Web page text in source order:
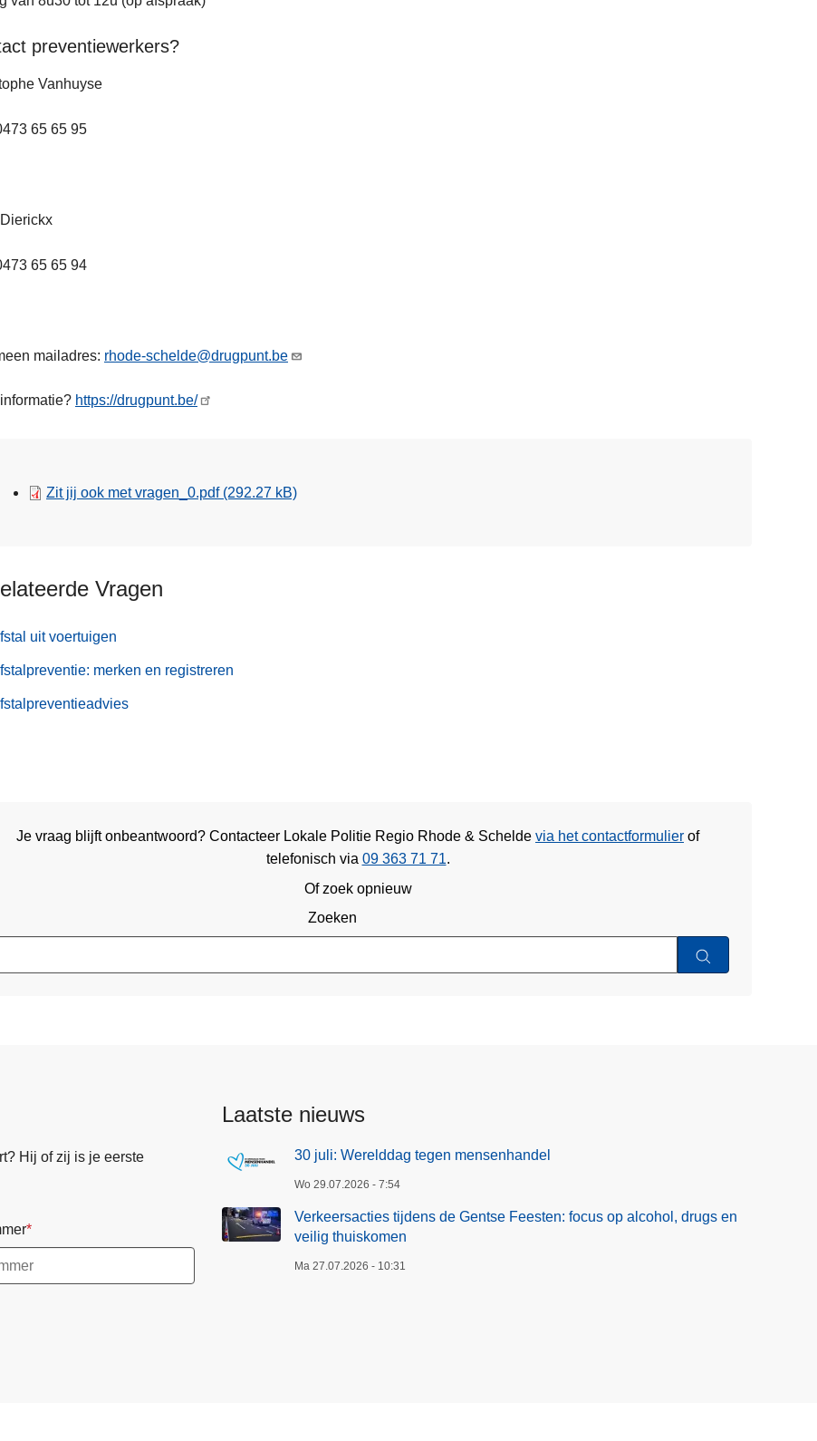
preventiewerkers?
Vanhuyse
65 65 95
65 65 94
mailadres: rhode-schelde@drugpunt.be
https://drugpunt.be/
Zit jij ook met vragen_0.pdf (292.27 kB)
Vragen
uit voertuigen
merken en registreren
Je vraag blijft onbeantwoord? Contacteer Lokale Politie Regio Rhode & Schelde via het contactformulier of
telefonisch via 09 363 71 71.
Of zoek opnieuw
Zoeken
Hij of zij is je eerste
Laatste nieuws
30 juli: Werelddag tegen mensenhandel
Wo 29.07.2026 - 7:54
Verkeersacties tijdens de Gentse Feesten: focus op alcohol, drugs en
veilig thuiskomen
Ma 27.07.2026 - 10:31